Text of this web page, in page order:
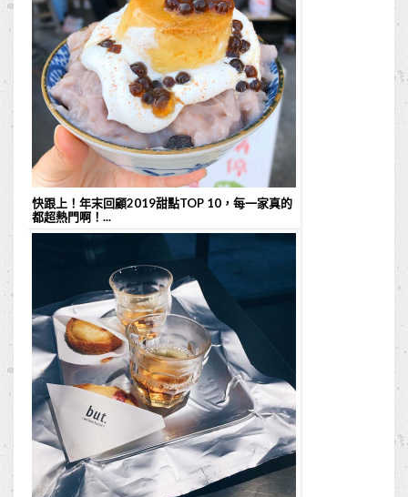
快跟上！年末回顧2019甜點TOP 10，每一家真的
都超熱門啊！...